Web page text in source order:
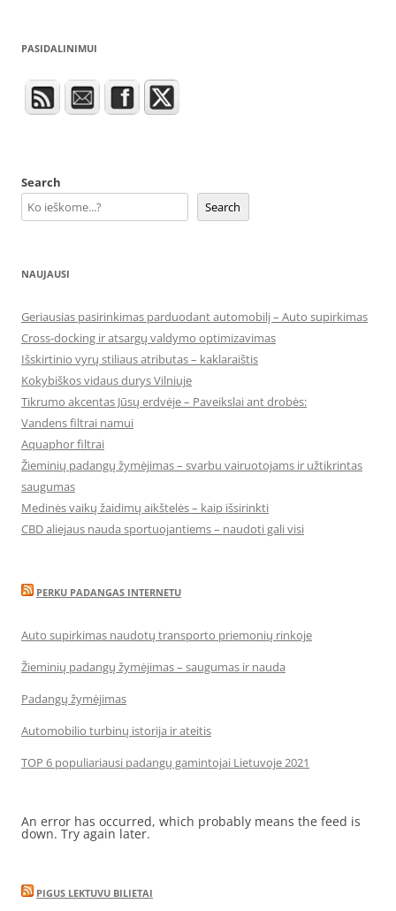
PASIDALINIMUI
Search
Search
NAUJAUSI
Geriausias pasirinkimas parduodant automobilį – Auto supirkimas
Cross-docking ir atsargų valdymo optimizavimas
Išskirtinio vyrų stiliaus atributas – kaklaraištis
Kokybiškos vidaus durys Vilniuje
Tikrumo akcentas Jūsų erdvėje – Paveikslai ant drobės:
Vandens filtrai namui
Aquaphor filtrai
Žieminių padangų žymėjimas – svarbu vairuotojams ir užtikrintas
saugumas
Medinės vaikų žaidimų aikštelės – kaip išsirinkti
CBD aliejaus nauda sportuojantiems – naudoti gali visi
PERKU PADANGAS INTERNETU
Auto supirkimas naudotų transporto priemonių rinkoje
Žieminių padangų žymėjimas – saugumas ir nauda
Padangų žymėjimas
Automobilio turbinų istorija ir ateitis
TOP 6 populiariausi padangų gamintojai Lietuvoje 2021
An error has occurred, which probably means the feed is
down. Try again later.
PIGUS LEKTUVU BILIETAI